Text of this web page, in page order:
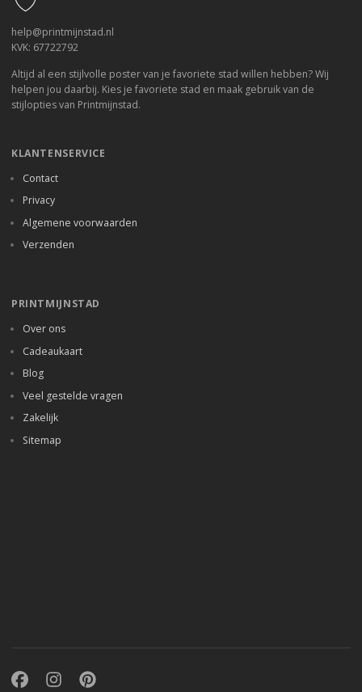
help@printmijnstad.nl
KVK: 67722792
Altijd al een stijlvolle poster van je favoriete stad willen hebben? Wij
helpen jou daarbij. Kies je favoriete stad en maak gebruik van de
stijlopties van Printmijnstad.
KLANTENSERVICE
Contact
Privacy
Algemene voorwaarden
Verzenden
PRINTMIJNSTAD
Over ons
Cadeaukaart
Blog
Veel gestelde vragen
Zakelijk
Sitemap
FacebookInstagramPinterest